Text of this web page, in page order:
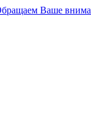
Ваше